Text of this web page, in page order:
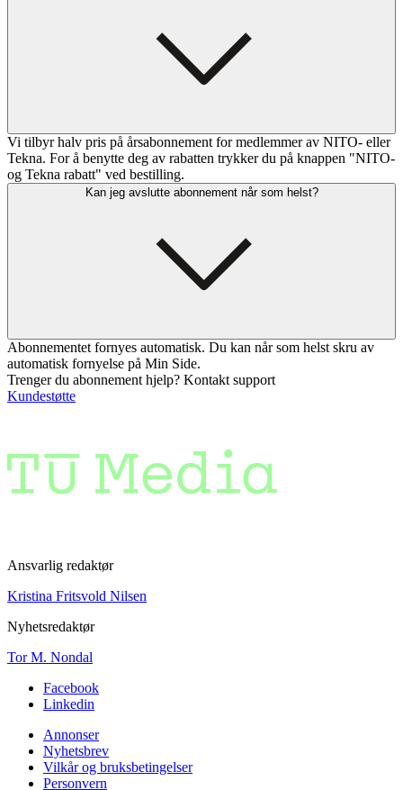
Vi tilbyr halv pris på årsabonnement for medlemmer av NITO- eller
Tekna. For å benytte deg av rabatten trykker du på knappen "NITO-
og Tekna rabatt" ved bestilling.
Kan jeg avslutte abonnement når som helst?
Abonnementet fornyes automatisk. Du kan når som helst skru av
automatisk fornyelse på Min Side.
Trenger du abonnement hjelp? Kontakt support
Kundestøtte
Ansvarlig redaktør
Kristina Fritsvold Nilsen
Nyhetsredaktør
Tor M. Nondal
Facebook
Linkedin
Annonser
Nyhetsbrev
Vilkår og bruksbetingelser
Personvern